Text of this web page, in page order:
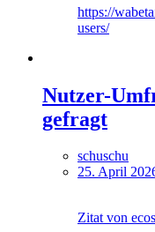
https://
users/
Nutzer-
gefragt
schuschu
25. April
Zitat von